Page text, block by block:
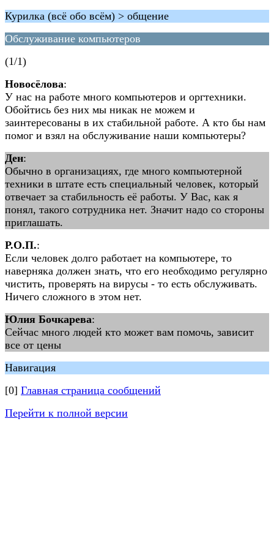
Курилка (всё обо всём) > общение
Обслуживание компьютеров
(1/1)
Новосёлова:
У нас на работе много компьютеров и оргтехники.
Обойтись без них мы никак не можем и
заинтересованы в их стабильной работе. А кто бы нам
помог и взял на обслуживание наши компьютеры?
Ден:
Обычно в организациях, где много компьютерной
техники в штате есть специальный человек, который
отвечает за стабильность её работы. У Вас, как я
понял, такого сотрудника нет. Значит надо со стороны
приглашать.
Р.О.П.:
Если человек долго работает на компьютере, то
наверняка должен знать, что его необходимо регулярно
чистить, проверять на вирусы - то есть обслуживать.
Ничего сложного в этом нет.
Юлия Бочкарева:
Сейчас много людей кто может вам помочь, зависит
все от цены
Навигация
[0] Главная страница сообщений
Перейти к полной версии